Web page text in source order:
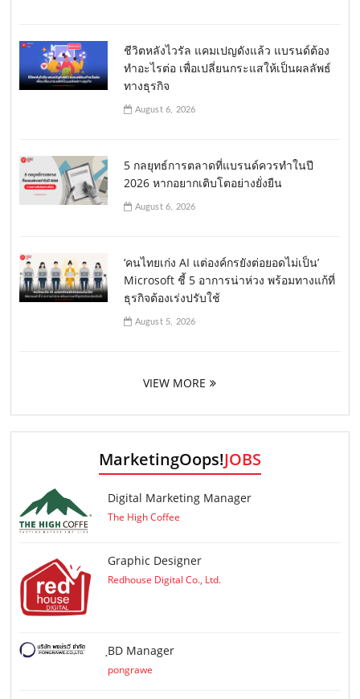
ชีวิตหลังไวรัล แคมเปญดังแล้ว แบรนด์ต้อง
ทำอะไรต่อ เพื่อเปลี่ยนกระแสให้เป็นผลลัพธ์
ทางธุรกิจ
August 6, 2026
5 กลยุทธ์การตลาดที่แบรนด์ควรทำในปี
2026 หากอยากเติบโตอย่างยั่งยืน
August 6, 2026
‘คนไทยเก่ง AI แต่องค์กรยังต่อยอดไม่เป็น’
Microsoft ชี้ 5 อาการน่าห่วง พร้อมทางแก้ที่
ธุรกิจต้องเร่งปรับใช้
August 5, 2026
VIEW MORE
MarketingOops!JOBS
Digital Marketing Manager
The High Coffee
Graphic Designer
Redhouse Digital Co., Ltd.
ฺBD Manager
pongrawe